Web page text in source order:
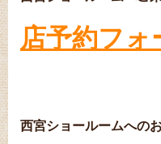
店予約フォ
西宮ショールームへの